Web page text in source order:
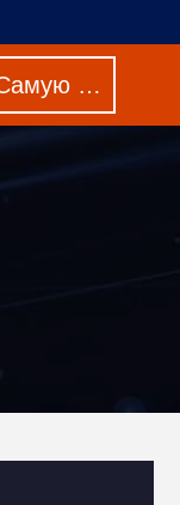
Получите Самую Лучшую Цену